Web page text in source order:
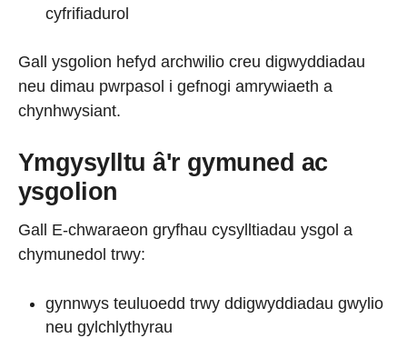
cyfrifiadurol
Gall ysgolion hefyd archwilio creu digwyddiadau
neu dimau pwrpasol i gefnogi amrywiaeth a
chynhwysiant.
Ymgysylltu â'r gymuned ac
ysgolion
Gall E-chwaraeon gryfhau cysylltiadau ysgol a
chymunedol trwy:
gynnwys teuluoedd trwy ddigwyddiadau gwylio
neu gylchlythyrau